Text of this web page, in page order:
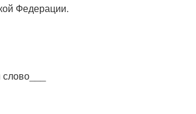
Федерации.